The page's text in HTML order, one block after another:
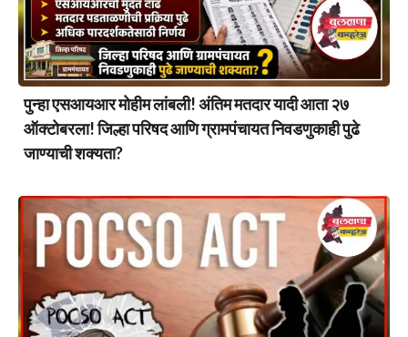
पुन्हा एसआयआर मोहीम लांबली! अंतिम मतदार यादी आता २७
ऑक्टोबरला! जिल्हा परिषद आणि ग्रामपंचायत निवडणुकाही पुढे
जाण्याची शक्यता?